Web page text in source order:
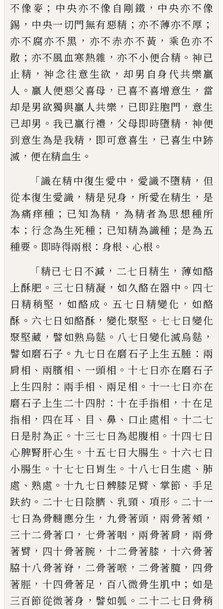
不像麥 ； 中央亦不像 自 剛鐵 ， 中央亦不像
錫 ， 中央一切門無有惡精 ； 亦不薄亦不厚 ；
亦不腐亦不黑 ， 亦不赤亦不黃 ， 乘色亦不
散 ； 亦不風血寒熱雜 ，亦不小便合精 。 神已
止精 ，神念往意生欲 ， 却男自身代共樂羸
人 。 羸人便惡父喜母 ， 已喜不喜增意生 ， 當
却是男欲獨與羸人共樂 ， 已即跓胞門 ， 意生
已却男 。 我已羸行禮 ， 父母即時墮精 ，神便
到意生為是我精 ， 即可意喜生 ， 已喜生中跡
滅 ， 便在精血生 。
「識在精中復生愛中 ，愛識不墮精 ， 但
從本復生愛識 ， 精是兒身 ， 所愛在精生 ， 是
為痛痒種 ； 已知為精 ， 為精者為思想種所
本 ； 行念為生死種 ； 已知精為識種 ； 是為五
種要 。 即時得兩根 ： 身根 、 心根 。
「精已七日不減 ， 二七日精生 ， 薄如酪
上酥肥 。 三七日精凝 ， 如久酪在器中 。 四七
日精稍堅 ， 如酪成 。 五七日精變化 ， 如酪
酥 。 六七日如酪酥 ， 變化聚堅 。 七七日變化
聚堅藏 ， 譬如熟烏麮 。 八七日變化滅烏麮 ，
譬如磨石子 。 九七日在磨石子上生五腄 ： 兩
肩相 、 兩臏相 、 一頭相 。 十七日亦在磨石子
上生四肘 ： 兩手相 、 兩足相 。 十一七日亦在
磨石子上生二十四肘 ：十在手指相 ，十在足
指相 ， 四在耳 、 目 、 鼻 、 口止處相 。 十二七
日是肘為正 。十三七日為起腹相 。 十四七日
心脾腎肝心生 。 十五七日大腸生 。 十六七日
小腸生 。十七七日 胃生 。 十八七日生處 、 肺
處 、 熟處 。 十九七日髀膝足臂 、 掌節 、 手足
趺約 。 二十七日陰臍 、 乳頸 、 項形 。 二十一
七日為骨髓應分生 ， 九骨著頭 ，兩骨著頰 ，
三十二骨著口 ， 七骨著咽 ，兩骨著肩 ，兩骨
著臂 ， 四十骨著腕 ， 十二骨著膝 ， 十六骨著
脇十八骨著脊 ， 二骨著喉 ， 二骨著臗 ， 四骨
著脛 ， 十四骨著足 ， 百八微骨生肌中 ； 如是
三百節從微著身 ， 譬如瓠 。 二十二七日骨稍